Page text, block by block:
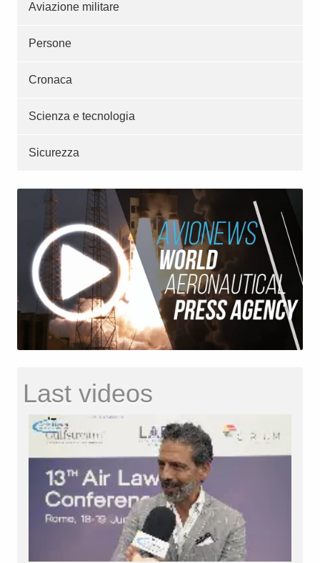
Aviazione militare
Persone
Cronaca
Scienza e tecnologia
Sicurezza
Last videos